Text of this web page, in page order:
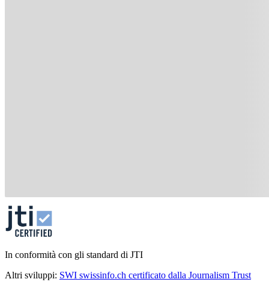
In conformità con gli standard di JTI
Altri sviluppi: SWI swissinfo.ch certificato dalla Journalism Trust